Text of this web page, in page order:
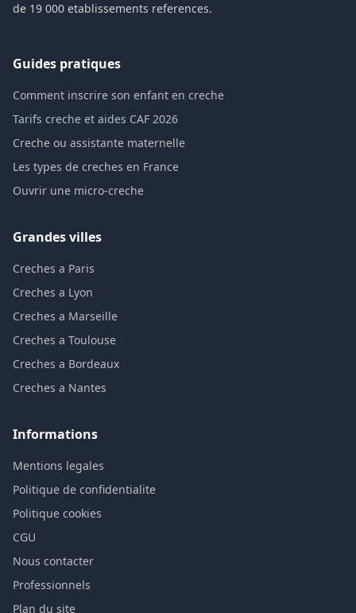
de 19 000 etablissements references.
Guides pratiques
Comment inscrire son enfant en creche
Tarifs creche et aides CAF 2026
Creche ou assistante maternelle
Les types de creches en France
Ouvrir une micro-creche
Grandes villes
Creches a Paris
Creches a Lyon
Creches a Marseille
Creches a Toulouse
Creches a Bordeaux
Creches a Nantes
Informations
Mentions legales
Politique de confidentialite
Politique cookies
CGU
Nous contacter
Professionnels
Plan du site